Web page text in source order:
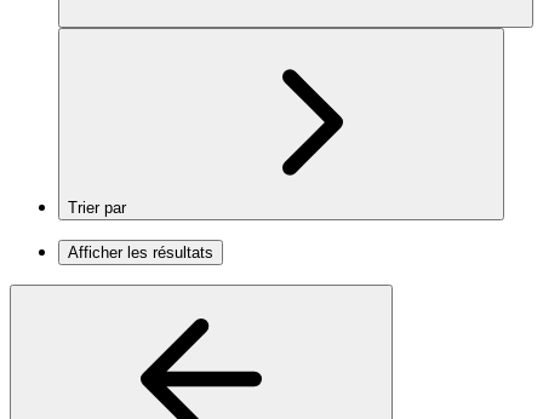
Trier par
Afficher les résultats